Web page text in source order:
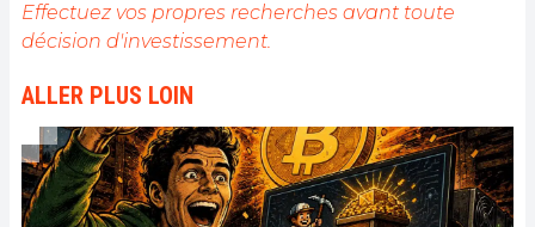
Effectuez vos propres recherches avant toute
décision d'investissement.
ALLER PLUS LOIN